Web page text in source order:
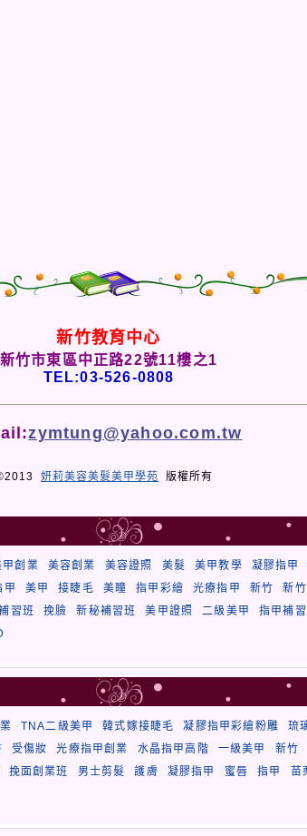
新竹教育中心
新竹市東區中正路22號11樓之1
TEL:03-526-0808
zymtung@yahoo.com.tw
妍莉美容美髮美甲學苑 版權所有
甲創業 美容創業 美容證照 美髮 美甲教學
凝膠指甲
甲 美甲 接睫毛 美瞳 指甲彩繪 光療指甲 新竹
新
習班 挽臉 新秘補習班 美甲證照 二級美甲
指甲補
TNA二級美甲 韓式嫁接睫毛 凝膠指甲彩繪粉雕
琉
受傷妝 光療指甲創業 水晶指甲高階 一級美甲
新竹
挽面創業班 男士剪髮 護膚 凝膠指甲 蜜唇 指甲
苗